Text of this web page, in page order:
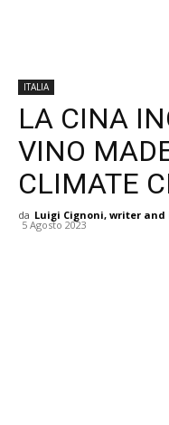
ITALIA
LA CINA
VINO
CLIMATE
da Luigi Cignoni, writer
5 Agosto 2023